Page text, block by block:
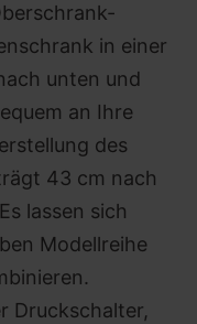
in einer
unten und
an Ihre
des
43 cm nach
lassen sich
Modellreihe
Druckschalter,